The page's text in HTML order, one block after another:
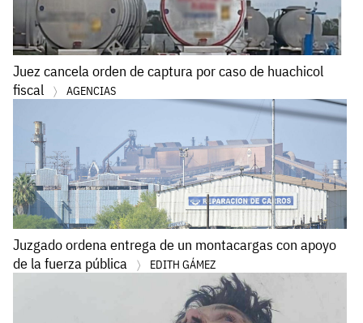
Juez cancela orden de captura por caso de huachicol
fiscal
AGENCIAS
Juzgado ordena entrega de un montacargas con apoyo
de la fuerza pública
EDITH GÁMEZ